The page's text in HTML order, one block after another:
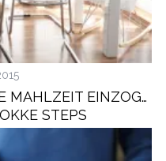
MAHLZEIT EINZOG…
STEPS